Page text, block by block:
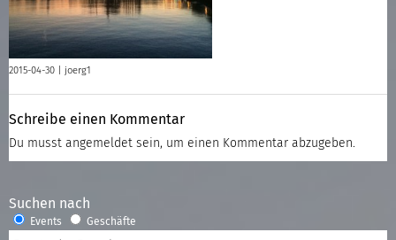
2015-04-30 | joerg1
Schreibe einen Kommentar
Du musst angemeldet sein, um einen Kommentar abzugeben.
Suchen nach
Events Geschäfte